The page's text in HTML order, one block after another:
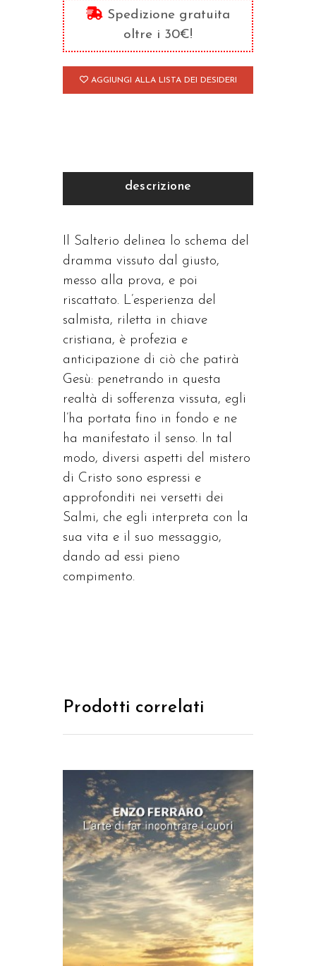
dei
Salmi
quantità
Spedizione gratuita
oltre i 30€!
AGGIUNGI ALLA LISTA DEI DESIDERI
descrizione
Il Salterio delinea lo schema del
dramma vissuto dal giusto,
messo alla prova, e poi
riscattato. L’esperienza del
salmista, riletta in chiave
cristiana, è profezia e
anticipazione di ciò che patirà
Gesù: penetrando in questa
realtà di sofferenza vissuta, egli
l’ha portata fino in fondo e ne
ha manifestato il senso. In tal
modo, diversi aspetti del mistero
di Cristo sono espressi e
approfonditi nei versetti dei
Salmi, che egli interpreta con la
sua vita e il suo messaggio,
dando ad essi pieno
compimento.
Prodotti correlati
AGGIUNGI AL CARRELLO